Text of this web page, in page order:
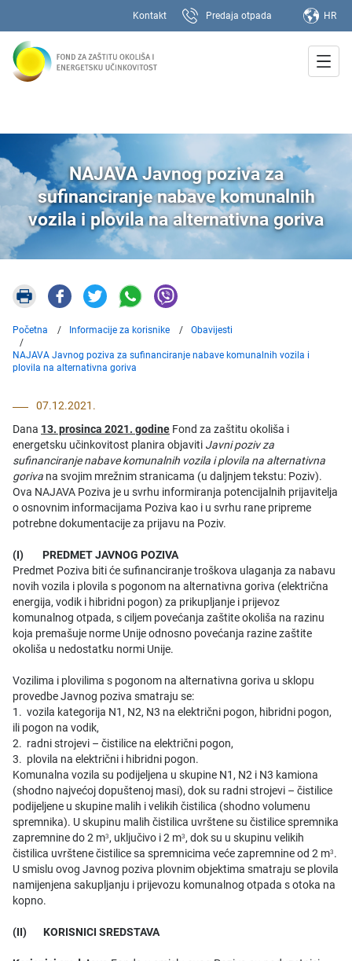
Kontakt Predaja otpada HR
NAJAVA Javnog poziva za
sufinanciranje nabave komunalnih
vozila i plovila na alternativna goriva
Početna Informacije za korisnike Obavijesti
NAJAVA Javnog poziva za sufinanciranje nabave komunalnih vozila i
plovila na alternativna goriva
07.12.2021.
Dana 13. prosinca 2021. godine Fond za zaštitu okoliša i
energetsku učinkovitost planira objaviti Javni poziv za
sufinanciranje nabave komunalnih vozila i plovila na alternativna
goriva na svojim mrežnim stranicama (u daljnjem tekstu: Poziv).
Ova NAJAVA Poziva je u svrhu informiranja potencijalnih prijavitelja
o osnovnim informacijama Poziva kao i u svrhu rane pripreme
potrebne dokumentacije za prijavu na Poziv.
(I) PREDMET JAVNOG POZIVA
Predmet Poziva biti će sufinanciranje troškova ulaganja za nabavu
novih vozila i plovila s pogonom na alternativna goriva (električna
energija, vodik i hibridni pogon) za prikupljanje i prijevoz
komunalnog otpada, s ciljem povećanja zaštite okoliša na razinu
koja premašuje norme Unije odnosno povećanja razine zaštite
okoliša u nedostatku normi Unije.
Vozilima i plovilima s pogonom na alternativna goriva u sklopu
provedbe Javnog poziva smatraju se:
1. vozila kategorija N1, N2, N3 na električni pogon, hibridni pogon,
ili pogon na vodik,
2. radni strojevi – čistilice na električni pogon,
3. plovila na električni i hibridni pogon.
Komunalna vozila su podijeljena u skupine N1, N2 i N3 kamiona
(shodno najvećoj dopuštenoj masi), dok su radni strojevi – čistilice
podijeljene u skupine malih i velikih čistilica (shodno volumenu
spremnika). U skupinu malih čistilica uvrštene su čistilice spremnika
zapremnine do 2 m3 , uključivo i 2 m3 , dok su u skupinu velikih
čistilica uvrštene čistilice sa spremnicima veće zapremnine od 2 m3 .
U smislu ovog Javnog poziva plovnim objektima smatraju se plovila
namijenjena sakupljanju i prijevozu komunalnog otpada s otoka na
kopno.
(II) KORISNICI SREDSTAVA